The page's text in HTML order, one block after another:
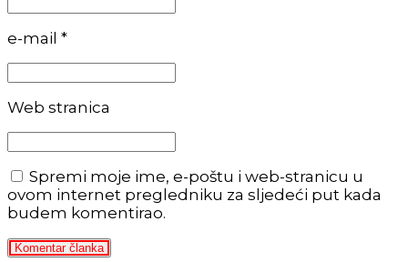
e-mail *
Web stranica
Spremi moje ime, e-poštu i web-stranicu u
ovom internet pregledniku za sljedeći put kada
budem komentirao.
Komentar članka